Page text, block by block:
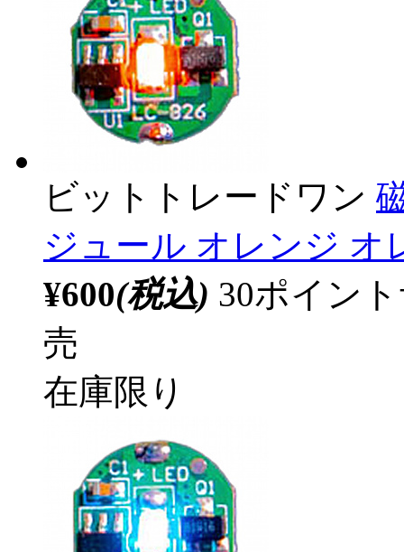
ビットトレードワン
ジュール オレンジ オ
¥600(税込) 30ポイン
売
在庫限り